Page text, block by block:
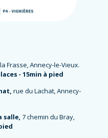
Frasse, Annecy-le-Vieux.
- 15min à pied
rue du Lachat, Annecy-
salle,7 chemin du Bray,